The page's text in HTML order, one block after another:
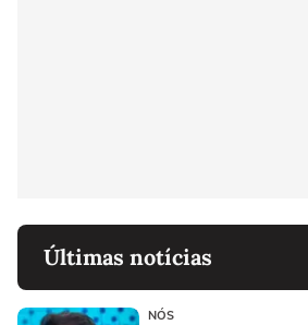
Últimas notícias
NÓS